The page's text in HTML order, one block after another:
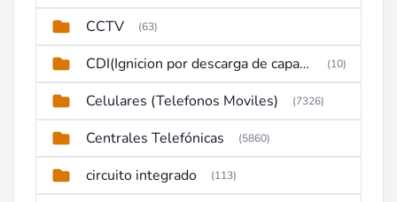
CCTV (63)
CDI(Ignicion por descarga de capacitor) (10)
Celulares (Telefonos Moviles) (7326)
Centrales Telefónicas (5860)
circuito integrado (113)